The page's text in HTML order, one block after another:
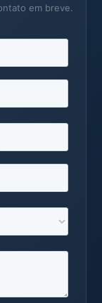
em breve.